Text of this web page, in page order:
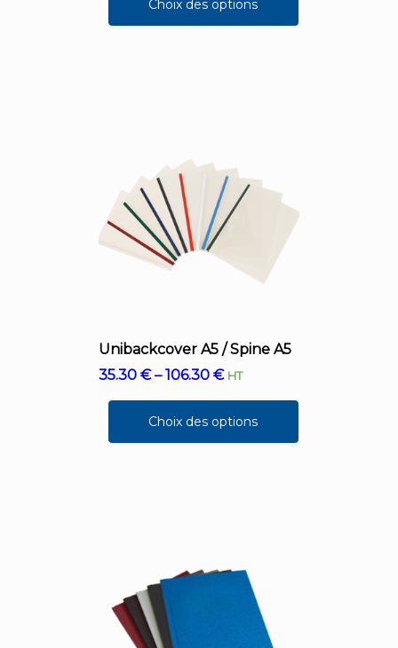
Choix des options
Unibackcover A5 / Spine A5
35.30€–106.30€ HT
Choix des options